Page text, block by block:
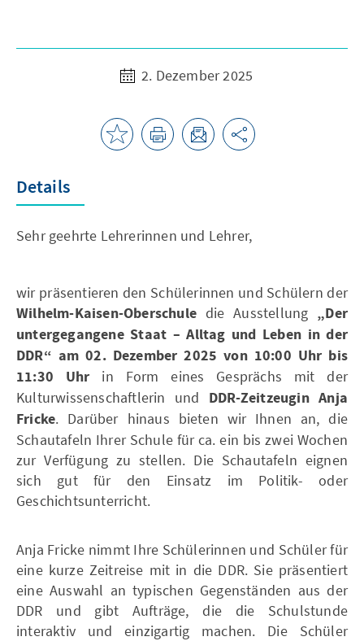
2. Dezember 2025
Details
Sehr geehrte Lehrerinnen und Lehrer,
wir präsentieren den Schülerinnen und Schülern der
Wilhelm-Kaisen-Oberschule die Ausstellung „Der
untergegangene Staat – Alltag und Leben in der
DDR“ am 02. Dezember 2025 von 10:00 Uhr bis
11:30 Uhr in Form eines Gesprächs
mit der
Kulturwissenschaftlerin und DDR-Zeitzeugin Anja
Fricke. Darüber hinaus bieten wir Ihnen an, die
Schautafeln Ihrer Schule für ca. ein bis zwei Wochen
zur Verfügung zu stellen. Die Schautafeln eignen
sich gut für den Einsatz im Politik- oder
Geschichtsunterricht.
Anja Fricke nimmt Ihre Schülerinnen und Schüler für
eine kurze Zeitreise mit in die DDR. Sie präsentiert
eine Auswahl an typischen Gegenständen aus der
DDR und gibt Aufträge, die die Schulstunde
interaktiv und einzigartig machen. Die Schüler